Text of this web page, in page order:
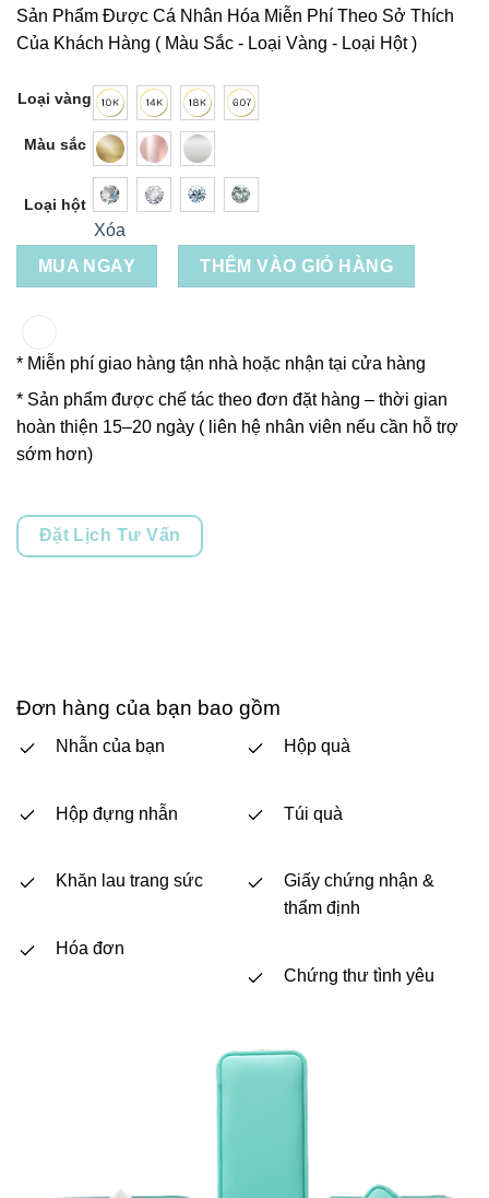
Sản Phẩm Được Cá Nhân Hóa Miễn Phí Theo Sở Thích
Của Khách Hàng ( Màu Sắc - Loại Vàng - Loại Hột )
Loại vàng
Màu sắc
Loại hột
Xóa
MUA NGAY
THÊM VÀO GIỎ HÀNG
* Miễn phí giao hàng tận nhà hoặc nhận tại cửa hàng
* Sản phẩm được chế tác theo đơn đặt hàng – thời gian
hoàn thiện 15–20 ngày ( liên hệ nhân viên nếu cần hỗ trợ
sớm hơn)
Đặt Lịch Tư Vấn
Đơn hàng của bạn bao gồm
Nhẫn của bạn
Hộp đựng nhẫn
Khăn lau trang sức
Hóa đơn
Hộp quà
Túi quà
Giấy chứng nhận &
thẩm định
Chứng thư tình yêu